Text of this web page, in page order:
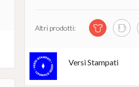
Altri prodotti:
Versi Stampati